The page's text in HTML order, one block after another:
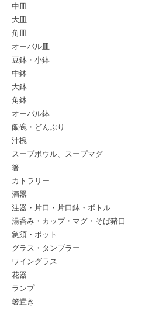
中皿
大皿
角皿
オーバル皿
豆鉢・小鉢
中鉢
大鉢
角鉢
オーバル鉢
飯碗・どんぶり
汁椀
スープボウル、スープマグ
箸
カトラリー
酒器
注器・片口・片口鉢・ボトル
湯呑み・カップ・マグ・そば猪口
急須・ポット
グラス・タンブラー
ワイングラス
花器
ランプ
箸置き